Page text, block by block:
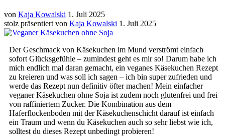
von Kaja Kowalski 1. Juli 2025
stolz präsentiert von Kaja Kowalski 1. Juli 2025
Der Geschmack von Käsekuchen im Mund verströmt einfach
sofort Glücksgefühle – zumindest geht es mir so! Darum habe ich
mich endlich mal daran gemacht, ein veganes Käsekuchen Rezept
zu kreieren und was soll ich sagen – ich bin super zufrieden und
werde das Rezept nun definitiv öfter machen! Mein einfacher
veganer Käsekuchen ohne Soja ist zudem noch glutenfrei und frei
von raffiniertem Zucker. Die Kombination aus dem
Haferflockenboden mit der Käsekuchenschicht darauf ist einfach
ein Traum und wenn du Käsekuchen auch so sehr liebst wie ich,
solltest du dieses Rezept unbedingt probieren!